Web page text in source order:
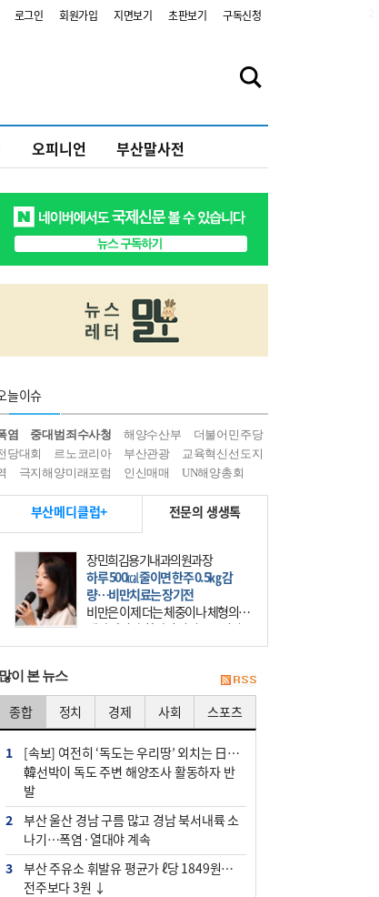
로그인 회원가입 지면보기 초판보기 구독신청
오피니언 부산말사전
늘이슈
염 중대범죄수사청 해양수산부
더불어민주당
당대회
르노코리아 부산관광
교육혁신선도지
극지해양미래포럼 인신매매 UN해양총회
부산메디클럽+ 전문의 생생톡
장민희김용기내과의원과장
하루 500㎉ 줄이면 한주 0.5㎏ 감
량…비만치료는 장기전
비만은 이제 더는 체중이나 체형의 문
제가 아니다. 하나의 질병으로 인지
하고 치료와 관리를 해야 한다. 세계
많이 본 뉴스
종합 정치 경제 사회 스포츠
1
[속보] 여전히 ‘독도는 우리땅’ 외치는 日…
韓선박이 독도 주변 해양조사 활동하자 반
발
2
부산 울산 경남 구름 많고 경남 북서내륙 소
나기…폭염·열대야 계속
3
부산 주유소 휘발유 평균가 ℓ당 1849원…
전주보다 3원 ↓